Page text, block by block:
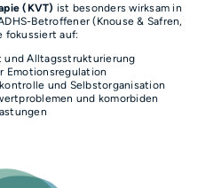
(KVT) ist besonders wirksam in
Betroffener (Knouse & Safren,
fokussiert auf:
und Alltagsstrukturierung
Emotionsregulation
und Selbstorganisation
und komorbiden